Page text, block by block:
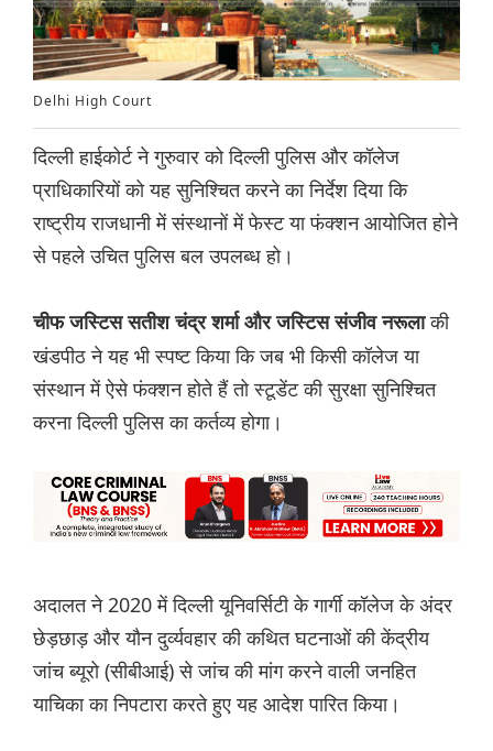
Delhi High Court
दिल्ली हाईकोर्ट ने गुरुवार को दिल्ली पुलिस और कॉलेज
प्राधिकारियों को यह सुनिश्चित करने का निर्देश दिया कि
राष्ट्रीय राजधानी में संस्थानों में फेस्ट या फंक्शन आयोजित होने
से पहले उचित पुलिस बल उपलब्ध हो।
चीफ जस्टिस सतीश चंद्र शर्मा और जस्टिस संजीव नरूलाकी
खंडपीठ ने यह भी स्पष्ट किया कि जब भी किसी कॉलेज या
संस्थान में ऐसे फंक्शन होते हैं तो स्टूडेंट की सुरक्षा सुनिश्चित
करना दिल्ली पुलिस का कर्तव्य होगा।
अदालत ने 2020 में दिल्ली यूनिवर्सिटी के गार्गी कॉलेज के अंदर
छेड़छाड़ और यौन दुर्व्यवहार की कथित घटनाओं की केंद्रीय
जांच ब्यूरो (सीबीआई) से जांच की मांग करने वाली जनहित
याचिका का निपटारा करते हुए यह आदेश पारित किया।